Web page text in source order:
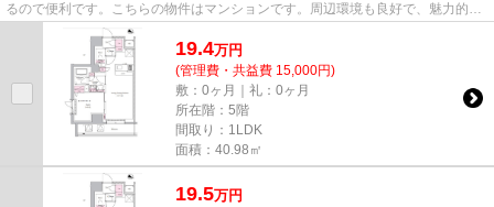
るので便利です。こちらの物件はマンションです。周辺環境も良好で、魅力的な
住環境のある、令和6年築の物...
19.4万円
(管理費・共益費 15,000円)
敷：0ヶ月｜礼：0ヶ月
所在階：5階
間取り：1LDK
面積：40.98㎡
19.5万円